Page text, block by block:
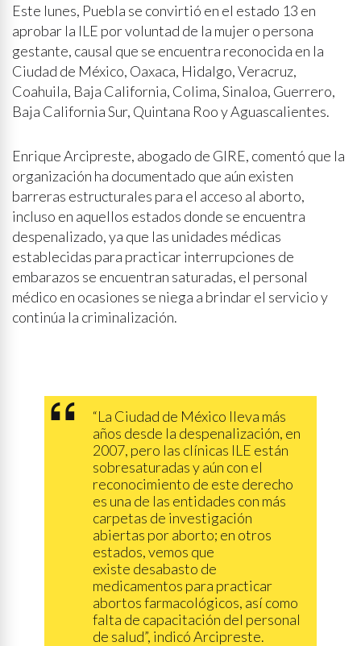
Este lunes, Puebla se convirtió en el estado 13 en
aprobar la ILE por voluntad de la mujer o persona
gestante, causal que se encuentra reconocida en la
Ciudad de México, Oaxaca, Hidalgo, Veracruz,
Coahuila, Baja California, Colima, Sinaloa, Guerrero,
Baja California Sur, Quintana Roo y Aguascalientes.
Enrique Arcipreste, abogado de GIRE, comentó que la
organización ha documentado que aún existen
barreras estructurales para el acceso al aborto,
incluso en aquellos estados donde se encuentra
despenalizado, ya que las unidades médicas
establecidas para practicar interrupciones de
embarazos se encuentran saturadas, el personal
médico en ocasiones se niega a brindar el servicio y
continúa la criminalización.
“La Ciudad de México lleva más
años desde la despenalización, en
2007, pero las clínicas ILE están
sobresaturadas y aún con el
reconocimiento de este derecho
es una de las entidades con más
carpetas de investigación
abiertas por aborto; en otros
estados, vemos que
existe desabasto de
medicamentos para practicar
abortos farmacológicos, así como
falta de capacitación del personal
de salud”, indicó Arcipreste.